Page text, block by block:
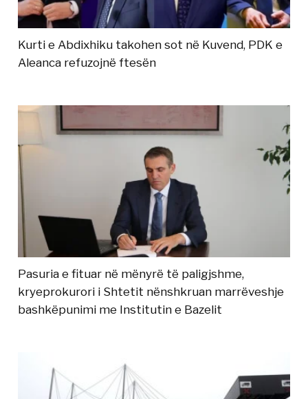
Kurti e Abdixhiku takohen sot në Kuvend, PDK e
Aleanca refuzojnë ftesën
Pasuria e fituar në mënyrë të paligjshme,
kryeprokurori i Shtetit nënshkruan marrëveshje
bashkëpunimi me Institutin e Bazelit